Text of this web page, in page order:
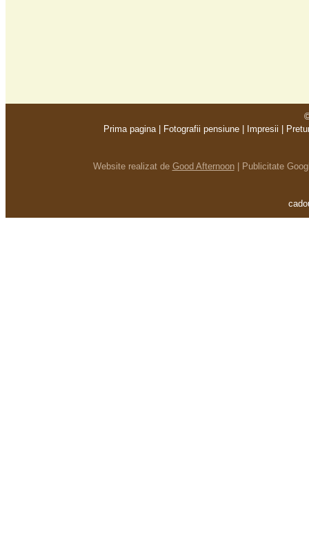
Prima pagina| Fotografii pensiune Impresii
Website realizat de Good Afternoon| Publicitate